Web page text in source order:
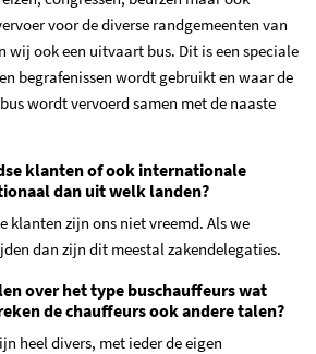
voor de diverse randgemeenten van
wij ook een uitvaart bus. Dit is een speciale
begrafenissen wordt gebruikt en waar de
wordt vervoerd samen met de naaste
klanten of ook internationale
dan uit welk landen?
klanten zijn ons niet vreemd. Als we
dan zijn dit meestal zakendelegaties.
over het type buschauffeurs wat
de chauffeurs ook andere talen?
heel divers, met ieder de eigen